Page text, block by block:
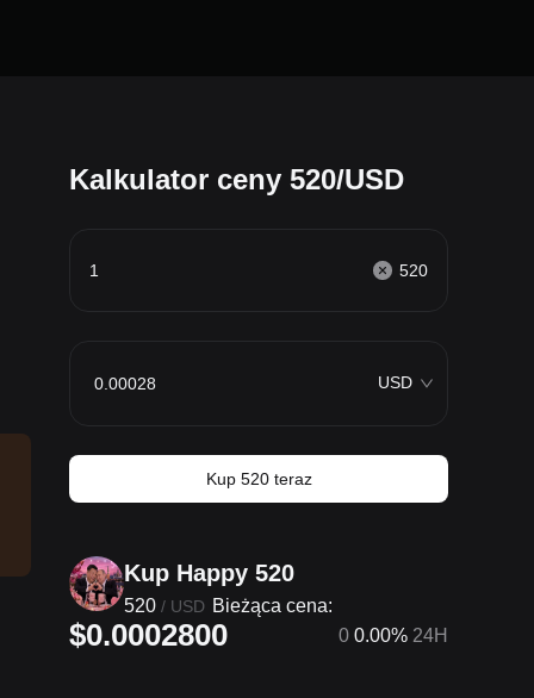
Kalkulator ceny 520/USD
520
USD
Kup 520 teraz
Kup Happy 520
520 / USD Bieżąca cena:
$0.0002800 0 0.00% 24H